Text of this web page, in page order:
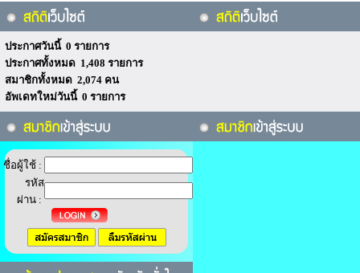
ประกาศวันนี้ 0 รายการ
ประกาศทั้งหมด 1,408 รายการ
สมาชิกทั้งหมด 2,074 คน
อัพเดทใหม่วันนี้ 0 รายการ
ชื่อผู้ใช้ :
รหัส
ผ่าน :